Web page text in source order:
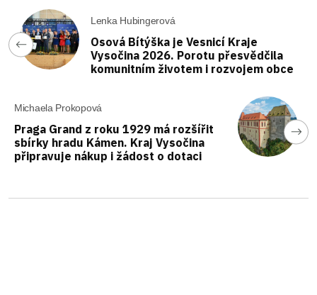
Lenka Hubingerová
Osová Bítýška je Vesnicí Kraje
Vysočina 2026. Porotu přesvědčila
komunitním životem i rozvojem obce
Michaela Prokopová
Praga Grand z roku 1929 má rozšířit
sbírky hradu Kámen. Kraj Vysočina
připravuje nákup i žádost o dotaci